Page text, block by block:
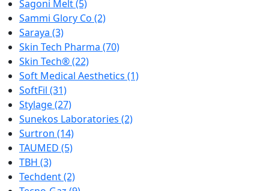
Sagoni Melt(5)
Sammi Glory Co (2)
Saraya (3)
Skin Tech Pharma (70)
Skin Tech®(22)
Soft Medical Aesthetics (1)
SoftFil (31)
Stylage(27)
Sunekos Laboratories (2)
Surtron (14)
TAUMED (5)
TBH (3)
Techdent(2)